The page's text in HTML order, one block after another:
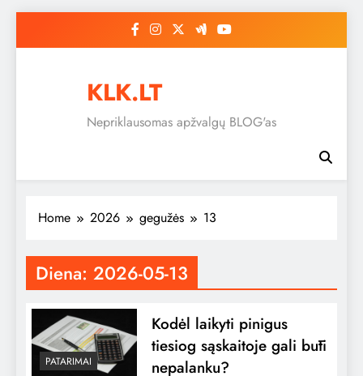
KLK.LT
Nepriklausomas apžvalgų BLOG'as
Home 2026 gegužės 13
Diena: 2026-05-13
PATARIMAI
Kodėl laikyti pinigus
tiesiog sąskaitoje gali būti
nepalanku?